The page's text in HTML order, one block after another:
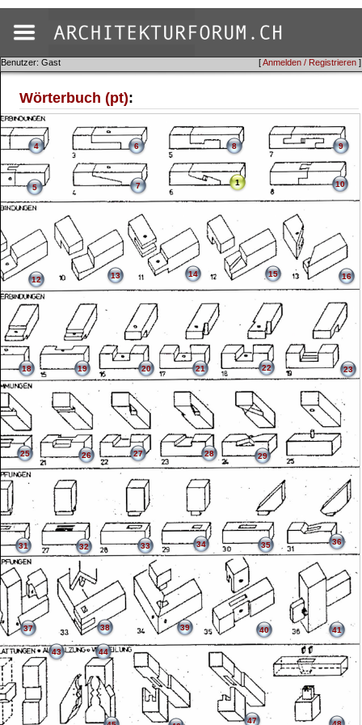
[Anmelden / Registrieren ]
Benutzer: Gast
Wörterbuch (pt):
1
4
5
6
7
8 9
10
12 13 14 15 16
18 19 20 21 22 23
25 26 27 28 29
31 32 33 34 35 36
37 38 39 40 41
43 44
47